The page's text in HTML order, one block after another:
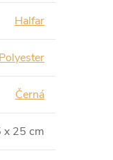
Halfar
Polyester
Černá
x 25 cm